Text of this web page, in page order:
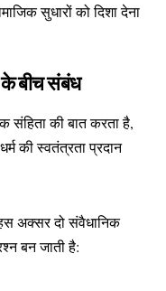
सुधारों को दिशा देना
बीच संबंध
संहिता की बात करता है,
की स्वतंत्रता प्रदान
अक्सर दो संवैधानिक
बन जाती है: